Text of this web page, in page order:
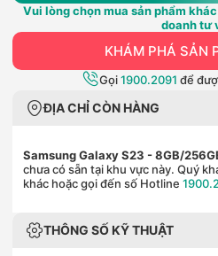
Vui lòng chọn mua sản phẩm
doanh tư
KHÁM PHÁ SẢN
Gọi1900.2091 để
ĐỊA CHỈ CÒN HÀNG
Samsung Galaxy S23 - 8GB/
chưa có sẵn tại khu vực này. Quý
khác hoặc gọi đến số Hotline
THÔNG SỐ KỸ THUẬT